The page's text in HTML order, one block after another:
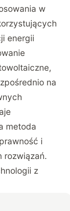
w
energii
na
metoda
i
rozwiązań.
z